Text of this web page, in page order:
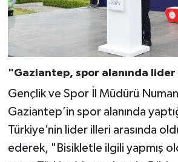
"Gaziantep, spor alanında
Gençlik ve Spor İl Müdürü
Gaziantep’in spor alanında
Türkiye’nin lider illeri arasında
ederek, "Bisikletle ilgili yapmış